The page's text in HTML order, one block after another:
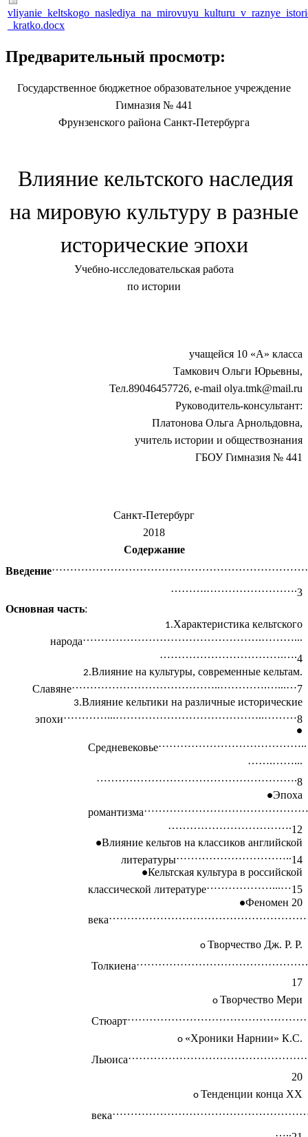
_kratko.docx
Предварительный просмотр:
Государственное бюджетное образовательное учреждение
Гимназия № 441
Фрунзенского района Санкт-Петербурга
Влияние кельтского наследия
на мировую культуру в разные
исторические эпохи
Учебно-исследовательская работа
по истории
учащейся 10 «А» класса
Тамкович Ольги Юрьевны,
Тел.89046457726, e-mail olya.tmk@mail.ru
Руководитель-консультант:
Платонова Ольга Арнольдовна,
учитель истории и обществознания
ГБОУ Гимназия № 441
Санкт-Петербург
2018
Содержание
Введение
……….…………………….3
Основная часть:
Характеристика кельтского
народа………………………………………….………...
…………………………….….4
Влияние на культуры, современные кельтам.
Славяне…………………………………..………….…...…7
Влияние кельтики на различные исторические
эпохи…………...…………………………………..………8
Средневековье…………………………………..
…….……...
……………………………………………….8
Эпоха
романтизма
…………………………….12
Влияние кельтов на классиков английской
литературы…………………………..14
Кельтская культура в российской
классической литературе………………...…15
Феномен 20
века
Творчество Дж. Р. Р.
Толкиена
17
Творчество Мери
Стюарт
«Хроники Нарнии» К.С.
Льюиса
20
Тенденции конца XX
века
…..